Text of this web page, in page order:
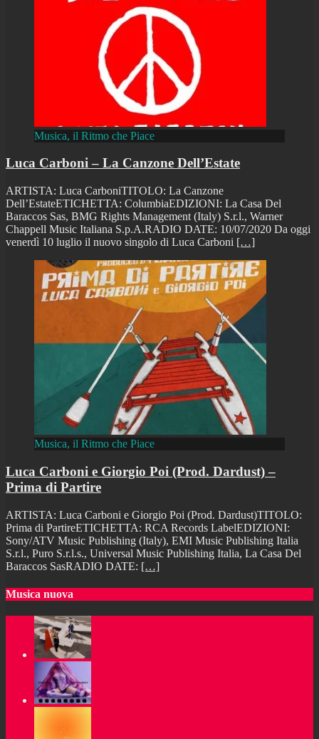
Musica, il Ritmo che Piace
Luca Carboni – La Canzone Dell’Estate
ARTISTA: Luca CarboniTITOLO: La Canzone
Dell’EstateETICHETTA: ColumbiaEDIZIONI: La Casa Del
Baraccos Sas, BMG Rights Management (Italy) S.r.l., Warner
Chappell Music Italiana S.p.A.RADIO DATE: 10/07/2020 Da oggi
venerdì 10 luglio il nuovo singolo di Luca Carboni […]
Musica, il Ritmo che Piace
Luca Carboni e Giorgio Poi (Prod. Dardust) –
Prima di Partire
ARTISTA: Luca Carboni e Giorgio Poi (Prod. Dardust)TITOLO:
Prima di PartireETICHETTA: RCA Records LabelEDIZIONI:
Sony/ATV Music Publishing (Italy), EMI Music Publishing Italia
S.r.l., Puro S.r.l.s., Universal Music Publishing Italia, La Casa Del
Baraccos SasRADIO DATE: […]
Musica nuova